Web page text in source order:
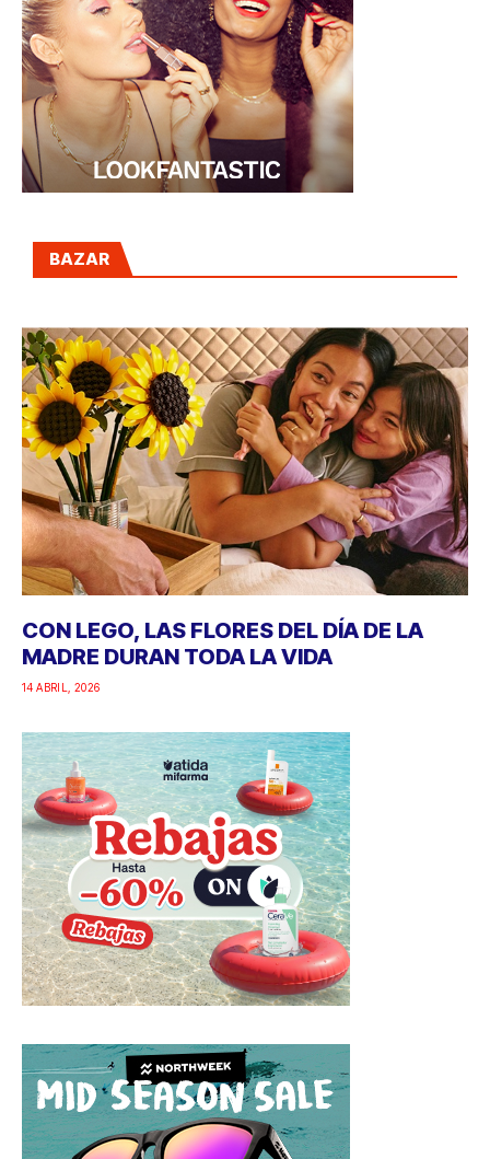
BAZAR
CON LEGO, LAS FLORES DEL DÍA DE LA
MADRE DURAN TODA LA VIDA
14 ABRIL, 2026